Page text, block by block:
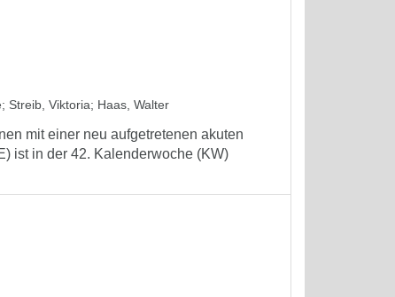
; Streib, Viktoria; Haas, Walter
mit einer neu aufgetretenen akuten
ist in der 42. Kalenderwoche (KW)